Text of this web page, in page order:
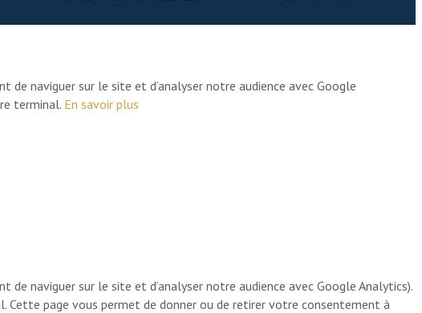
naviguer sur le site et d’analyser notre audience avec Google
terminal. En savoir plus
naviguer sur le site et d’analyser notre audience avec Google Analytics).
Cette page vous permet de donner ou de retirer votre consentement à